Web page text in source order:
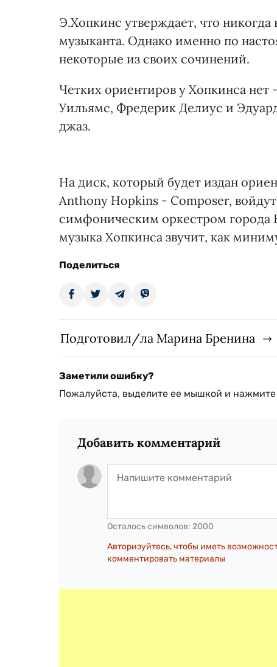
Э.Хопкинс утверждает, что
музыканта. Однако именно по
некоторые из своих сочинений.
Четких ориентиров у Хопкинса нет
Уильямс, Фредерик Делиус и
джаз.
На диск, который будет издан
Anthony Hopkins - Composer,
симфоническим оркестром города
музыка Хопкинса звучит, как
Поделиться
Подготовил/ла Марина Бренина
Заметили ошибку?
Пожалуйста, выделите ее мышкой и
Добавить комментарий
Осталось символов: 2000
Авторизуйтесь, чтобы иметь
комментировать материалы